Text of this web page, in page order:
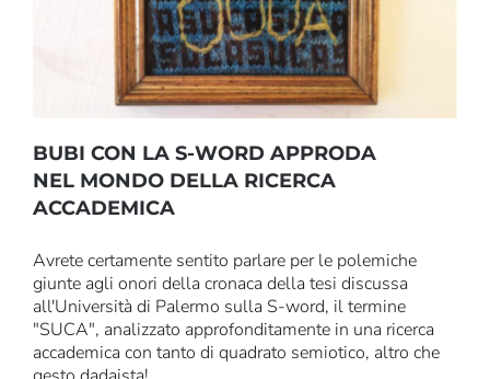
BUBI CON LA S-WORD APPRODA
NEL MONDO DELLA RICERCA
ACCADEMICA
Avrete certamente sentito parlare per le polemiche
giunte agli onori della cronaca della tesi discussa
all'Università di Palermo sulla S-word, il termine
"SUCA", analizzato approfonditamente in una ricerca
accademica con tanto di quadrato semiotico, altro che